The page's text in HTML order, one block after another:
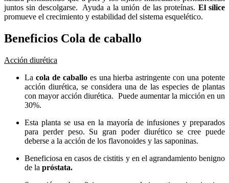
juntos sin descolgarse. Ayuda a la unión de las proteínas. Elsílice
promueve el crecimiento y estabilidad del sistema esquelético.
Beneficios Cola de caballo
Acción diurética
La cola de caballoes una hierba astringente con una potente
acción diurética, se considera una de las especies de plantas
con mayor acción diurética. Puede aumentar la micción en un
30%.
Esta planta se usa en la mayoría de infusiones y preparados
para perder peso. Su gran poder diurético se cree puede
deberse a la acción de los flavonoides y las saponinas.
Beneficiosa en casos de cistitis y en el agrandamiento benigno
de la próstata.